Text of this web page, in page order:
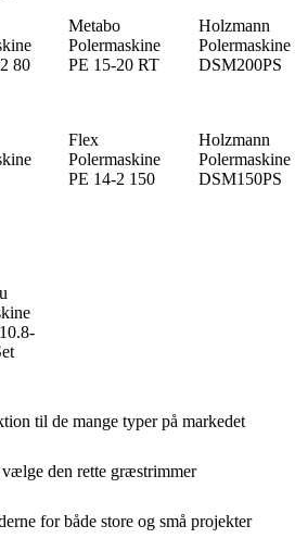
80
Metabo
Polermaskine
PE 15-20 RT
Holzmann
Polermaskine
DSM200PS
Flex
Polermaskine
PE 14-2 150
Holzmann
Polermaskine
DSM150PS
til de mange typer på markedet
den rette græstrimmer
for både store og små projekter